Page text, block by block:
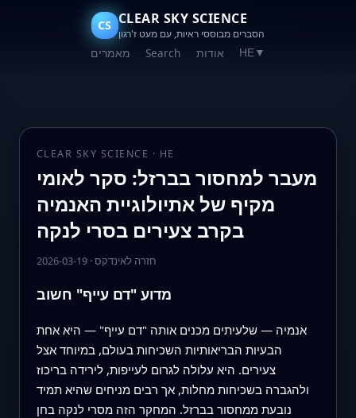
CS CLEAR SKY SCIENCE
הסברים מבוססי ראיות, עם מעט ז'רגון
מאמרים Search אודות HE▼
CLEAR SKY SCIENCE · HE
מעבר למחסור בברזל: סקר לאומי
מקיף של אתיולוגיית האנמיה
בקרב צעירים בסרי לנקה
2026-03-19·חזרה לאינדקס
מדוע "דם עייף" חשוב
אנמיה — שלעיתים מכנים אותה "דם עייף" — היא אחת
הבעיות הבריאותיות השכיחות בעולם, במיוחד אצל
צעירים. היא עלולה לגרום לעייפות, לירידה בריכוז
ולהגברה בשכיחות מחלות, אך רבים מניחים שהיא תמיד
נובעת ממחסור בברזל. המחקר הזה מסרי לנקה בחן